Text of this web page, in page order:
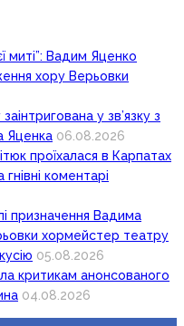
миті”: Вадим Яценко
хору Верьовки
у зв’язку з
Яценка 06.08.2026
проїхалася в Карпатах
гнівні коментарі
призначення Вадима
хормейстер театру
05.08.2026
критикам анонсованого
04.08.2026